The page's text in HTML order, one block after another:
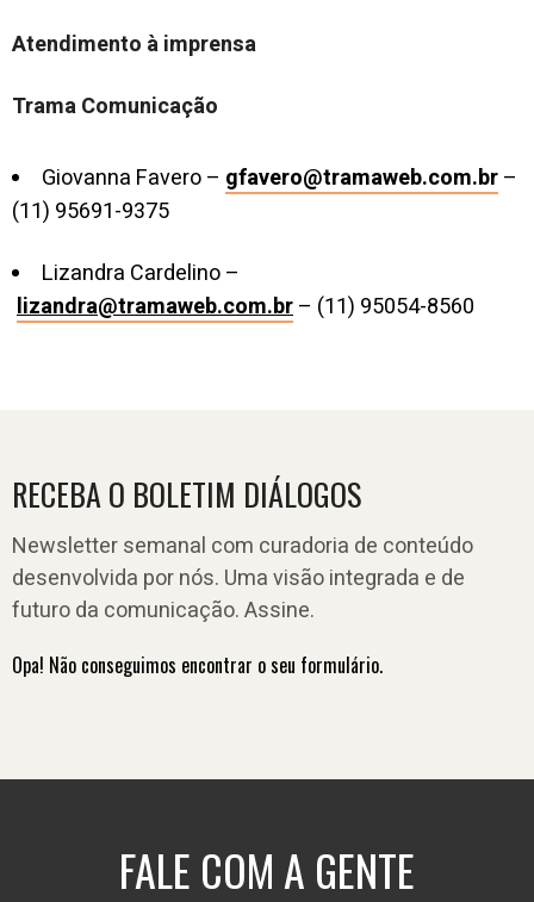
Atendimento à imprensa
Trama Comunicação
Giovanna Favero – gfavero@tramaweb.com.br–
(11) 95691-9375
Lizandra Cardelino –
lizandra@tramaweb.com.br– (11) 95054-8560
RECEBA O BOLETIM DIÁLOGOS
Newsletter semanal com curadoria de conteúdo
desenvolvida por nós. Uma visão integrada e de
futuro da comunicação. Assine.
Opa! Não conseguimos encontrar o seu formulário.
FALE COM A GENTE